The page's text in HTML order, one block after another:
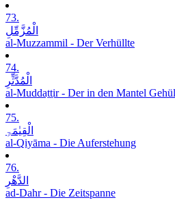
73.
الْمُزَّمِّلِ
al-Muzzammil - Der Verhüllte
74.
الْمُدَّثِّرِ
al-Muddaṯṯir - Der in den Mantel
75.
الْقِیٰمَۃِ
al-Qiyāma - Die Auferstehung
76.
الدَّھْرِ
ad-Dahr - Die Zeitspanne